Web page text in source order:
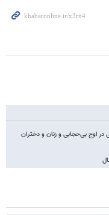
اوج بی‌حجابی و زنان و دختران